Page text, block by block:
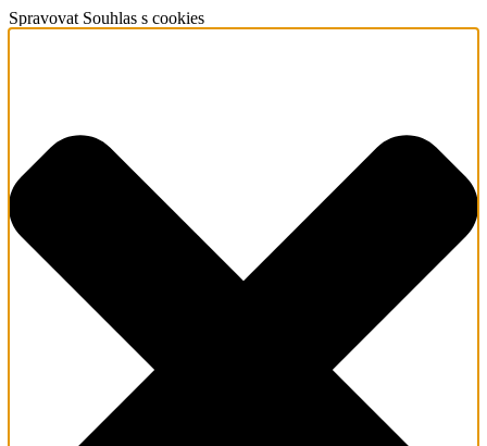
Spravovat Souhlas s cookies